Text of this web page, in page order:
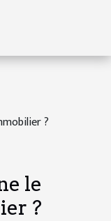
?
le
?